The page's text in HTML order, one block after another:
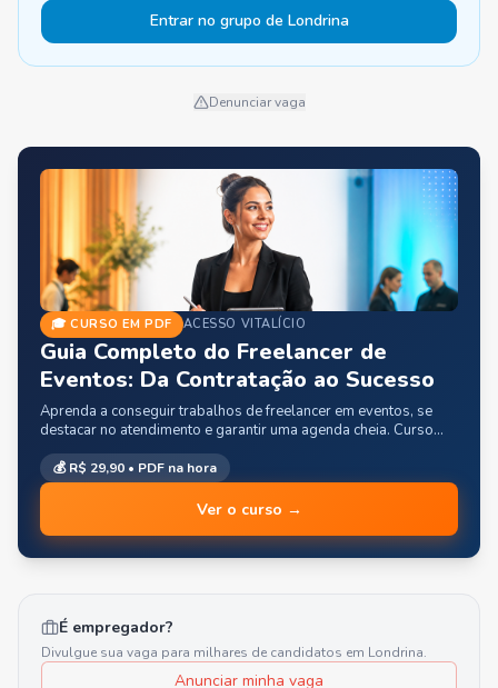
Entrar no grupo de Londrina
Denunciar vaga
🎓 CURSO EM PDF ACESSO VITALÍCIO
Guia Completo do Freelancer de
Eventos: Da Contratação ao Sucesso
Aprenda a conseguir trabalhos de freelancer em eventos, se
destacar no atendimento e garantir uma agenda cheia. Curso
prático para garçons, barmen e recepcionistas.
💰R$ 29,90 • PDF na hora
Ver o curso →
É empregador?
Divulgue sua vaga para milhares de candidatos em Londrina.
Anunciar minha vaga